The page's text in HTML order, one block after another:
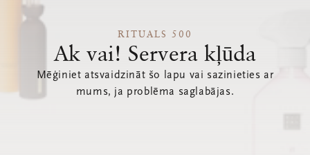
RITUALS 500
Ak vai! Servera kļūda
Mēģiniet atsvaidzināt šo lapu vai sazinieties ar
mums, ja problēma saglabājas.